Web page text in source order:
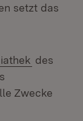
setzt das
des
Zwecke